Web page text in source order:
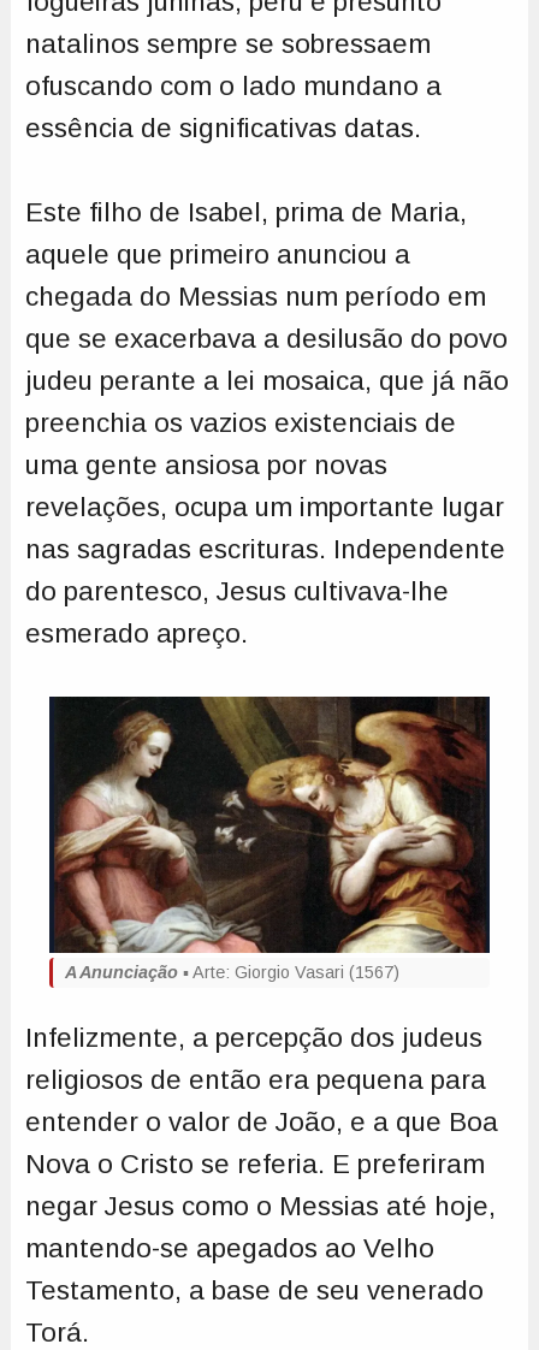
natalinos sempre se sobressaem
ofuscando com o lado mundano a
essência de significativas datas.
Este filho de Isabel, prima de Maria,
aquele que primeiro anunciou a
chegada do Messias num período em
que se exacerbava a desilusão do povo
judeu perante a lei mosaica, que já não
preenchia os vazios existenciais de
uma gente ansiosa por novas
revelações, ocupa um importante lugar
nas sagradas escrituras. Independente
do parentesco, Jesus cultivava-lhe
esmerado apreço.
A Anunciação ▪️ Arte: Giorgio Vasari (1567)
Infelizmente, a percepção dos judeus
religiosos de então era pequena para
entender o valor de João, e a que Boa
Nova o Cristo se referia. E preferiram
negar Jesus como o Messias até hoje,
mantendo-se apegados ao Velho
Testamento, a base de seu venerado
Torá.